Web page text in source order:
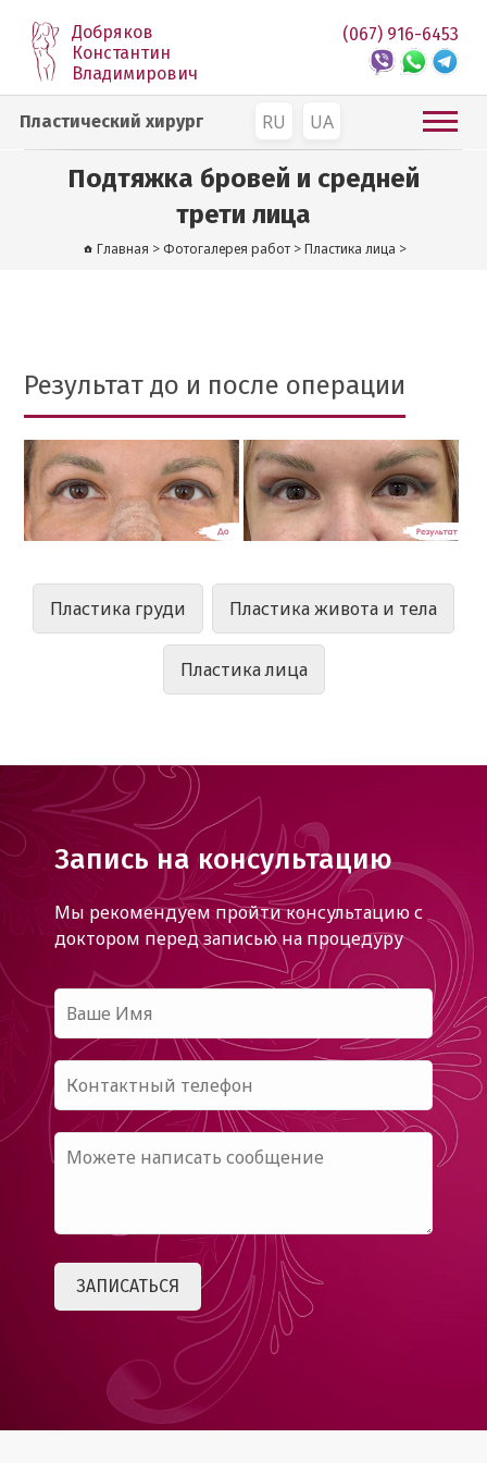
Добряков
Константин
Владимирович
RU UA
(067) 916-6453
Пластический хирург
Подтяжка бровей и средней
трети лица
Главная > Фотогалерея работ>Пластика лица >
Результат до и после операции
Пластика груди Пластика живота и тела
Пластика лица
Запись на консультацию
Мы рекомендуем пройти консультацию с
доктором перед записью на процедуру